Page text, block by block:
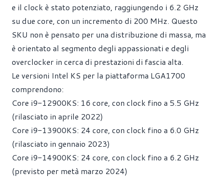
e il clock è stato potenziato, raggiungendo i 6.2 GHz
su due core, con un incremento di 200 MHz. Questo
SKU non è pensato per una distribuzione di massa, ma
è orientato al segmento degli appassionati e degli
overclocker in cerca di prestazioni di fascia alta.
Le versioni Intel KS per la piattaforma LGA1700
comprendono:
Core i9-12900KS: 16 core, con clock fino a 5.5 GHz
(rilasciato in aprile 2022)
Core i9-13900KS: 24 core, con clock fino a 6.0 GHz
(rilasciato in gennaio 2023)
Core i9-14900KS: 24 core, con clock fino a 6.2 GHz
(previsto per metà marzo 2024)